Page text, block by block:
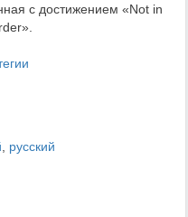
с достижением «Not in
русский